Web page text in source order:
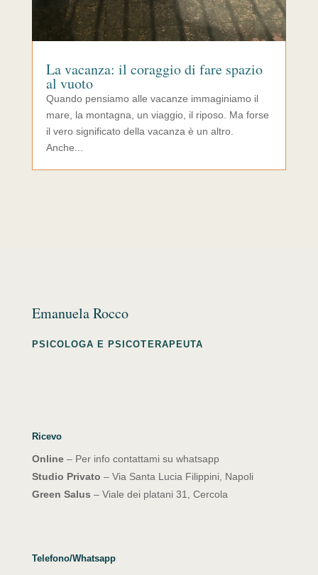
La vacanza: il coraggio di fare spazio
al vuoto
Quando pensiamo alle vacanze immaginiamo il
mare, la montagna, un viaggio, il riposo. Ma forse
il vero significato della vacanza è un altro.
Anche...
Emanuela Rocco
PSICOLOGA E PSICOTERAPEUTA
Ricevo
Online– Per info contattami su whatsapp
Studio Privato – Via Santa Lucia Filippini, Napoli
Green Salus – Viale dei platani 31, Cercola
Telefono/Whatsapp